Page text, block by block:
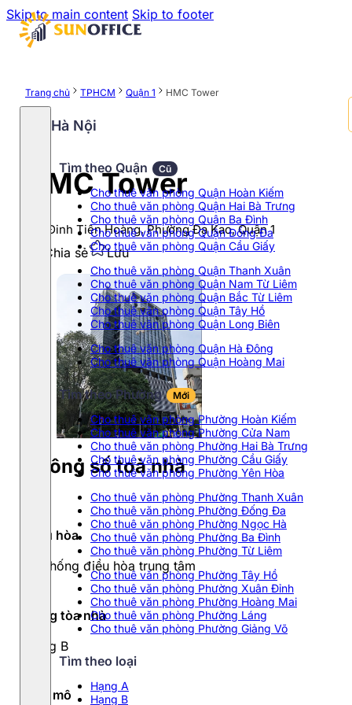
Skip to main content Skip to footer
Hà Nội
Tìm theo Quận Cũ
Cho thuê văn phòng Quận Hoàn Kiếm
Cho thuê văn phòng Quận Hai Bà Trưng
Cho thuê văn phòng Quận Ba Đình
Cho thuê văn phòng Quận Đống Đa
Cho thuê văn phòng Quận Cầu Giấy
Cho thuê văn phòng Quận Thanh Xuân
Cho thuê văn phòng Quận Nam Từ Liêm
Cho thuê văn phòng Quận Bắc Từ Liêm
Cho thuê văn phòng Quận Tây Hồ
Cho thuê văn phòng Quận Long Biên
Cho thuê văn phòng Quận Hà Đông
Cho thuê văn phòng Quận Hoàng Mai
Tìm theo Phường Mới
Cho thuê văn phòng Phường Hoàn Kiếm
Cho thuê văn phòng Phường Cửa Nam
Cho thuê văn phòng Phường Hai Bà Trưng
Cho thuê văn phòng Phường Cầu Giấy
Cho thuê văn phòng Phường Yên Hòa
Cho thuê văn phòng Phường Thanh Xuân
Cho thuê văn phòng Phường Đống Đa
Cho thuê văn phòng Phường Ngọc Hà
Cho thuê văn phòng Phường Ba Đình
Cho thuê văn phòng Phường Từ Liêm
Cho thuê văn phòng Phường Tây Hồ
Cho thuê văn phòng Phường Xuân Đỉnh
Cho thuê văn phòng Phường Hoàng Mai
Cho thuê văn phòng Phường Láng
Cho thuê văn phòng Phường Giảng Võ
Tìm theo loại
Hạng A
Hạng B
Trang chủ TPHCM Quận 1 HMC Tower
HMC Tower
193 Đinh Tiên Hoàng, Phường Đa Kao, Quận 1
Chia sẻ Lưu
Thông số toà nhà
Điều hòa
Hệ thống điều hòa trung tâm
Hạng tòa nhà
Hạng B
Quy mô